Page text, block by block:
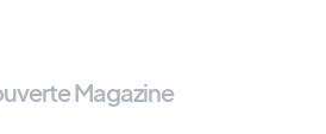
Magazine